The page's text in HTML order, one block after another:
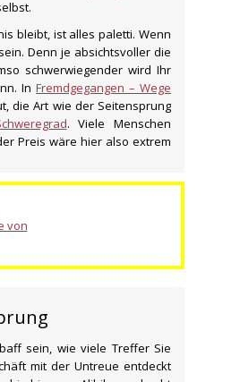
bleibt, ist alles paletti. Wenn
Denn je absichtsvoller die
schwerwiegender wird Ihr
InFremdgegangen – Wege
die Art wie der Seitensprung
. Viele Menschen
Preis wäre hier also extrem
von
sein, wie viele Treffer Sie
mit der Untreue entdeckt